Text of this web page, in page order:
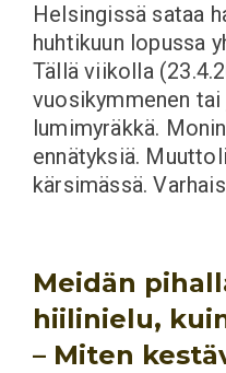
Helsingissä sataa
huhtikuun lopussa
Tällä viikolla
vuosikymmenen
lumimyräkkä.
ennätyksiä.
kärsimässä.
Meidän
hiilinielu,
– Miten